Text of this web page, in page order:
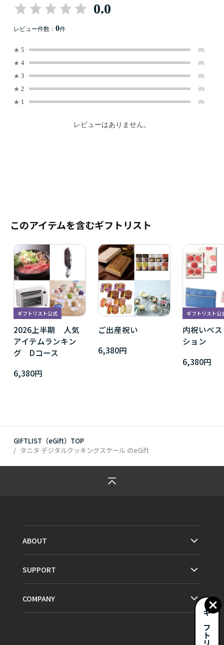
0.0
レビュー件数： 0件
★ 5 (0)
★ 4 (0)
★ 3 (0)
★ 2 (0)
★ 1 (0)
レビューはありません。
このアイテムを含むギフトリスト
ギフトリスト公式
2026上半期 人気
アイテムランキン
グ Dコース
6,380円
ご出産祝い
6,380円
ギフトリスト公
内祝いベ
ション
6,380円
GIFTLIST（eGift）TOP
タニタ デジタルクッキングスケール のeGift
ABOUT
SUPPORT
COMPANY